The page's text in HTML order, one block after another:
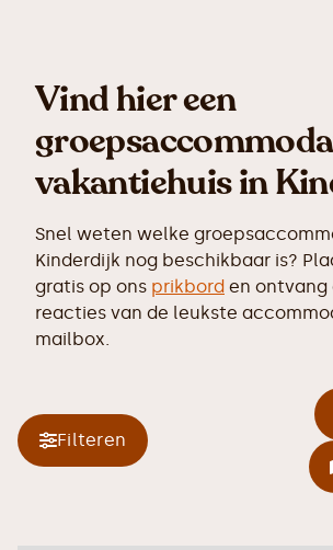
Vind hier een
vakantiehuis in
Snel weten welke
Kinderdijk nog beschikbaar is?
gratis op ons prikbord en ontvang
reacties van de leukste
mailbox.
Filteren